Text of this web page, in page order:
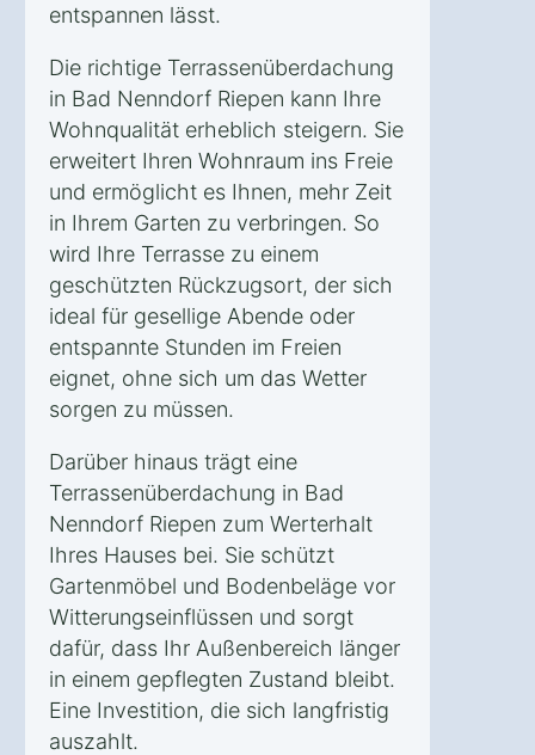
entspannen lässt.
Die richtige Terrassenüberdachung
in Bad Nenndorf Riepen kann Ihre
Wohnqualität erheblich steigern. Sie
erweitert Ihren Wohnraum ins Freie
und ermöglicht es Ihnen, mehr Zeit
in Ihrem Garten zu verbringen. So
wird Ihre Terrasse zu einem
geschützten Rückzugsort, der sich
ideal für gesellige Abende oder
entspannte Stunden im Freien
eignet, ohne sich um das Wetter
sorgen zu müssen.
Darüber hinaus trägt eine
Terrassenüberdachung in Bad
Nenndorf Riepen zum Werterhalt
Ihres Hauses bei. Sie schützt
Gartenmöbel und Bodenbeläge vor
Witterungseinflüssen und sorgt
dafür, dass Ihr Außenbereich länger
in einem gepflegten Zustand bleibt.
Eine Investition, die sich langfristig
auszahlt.